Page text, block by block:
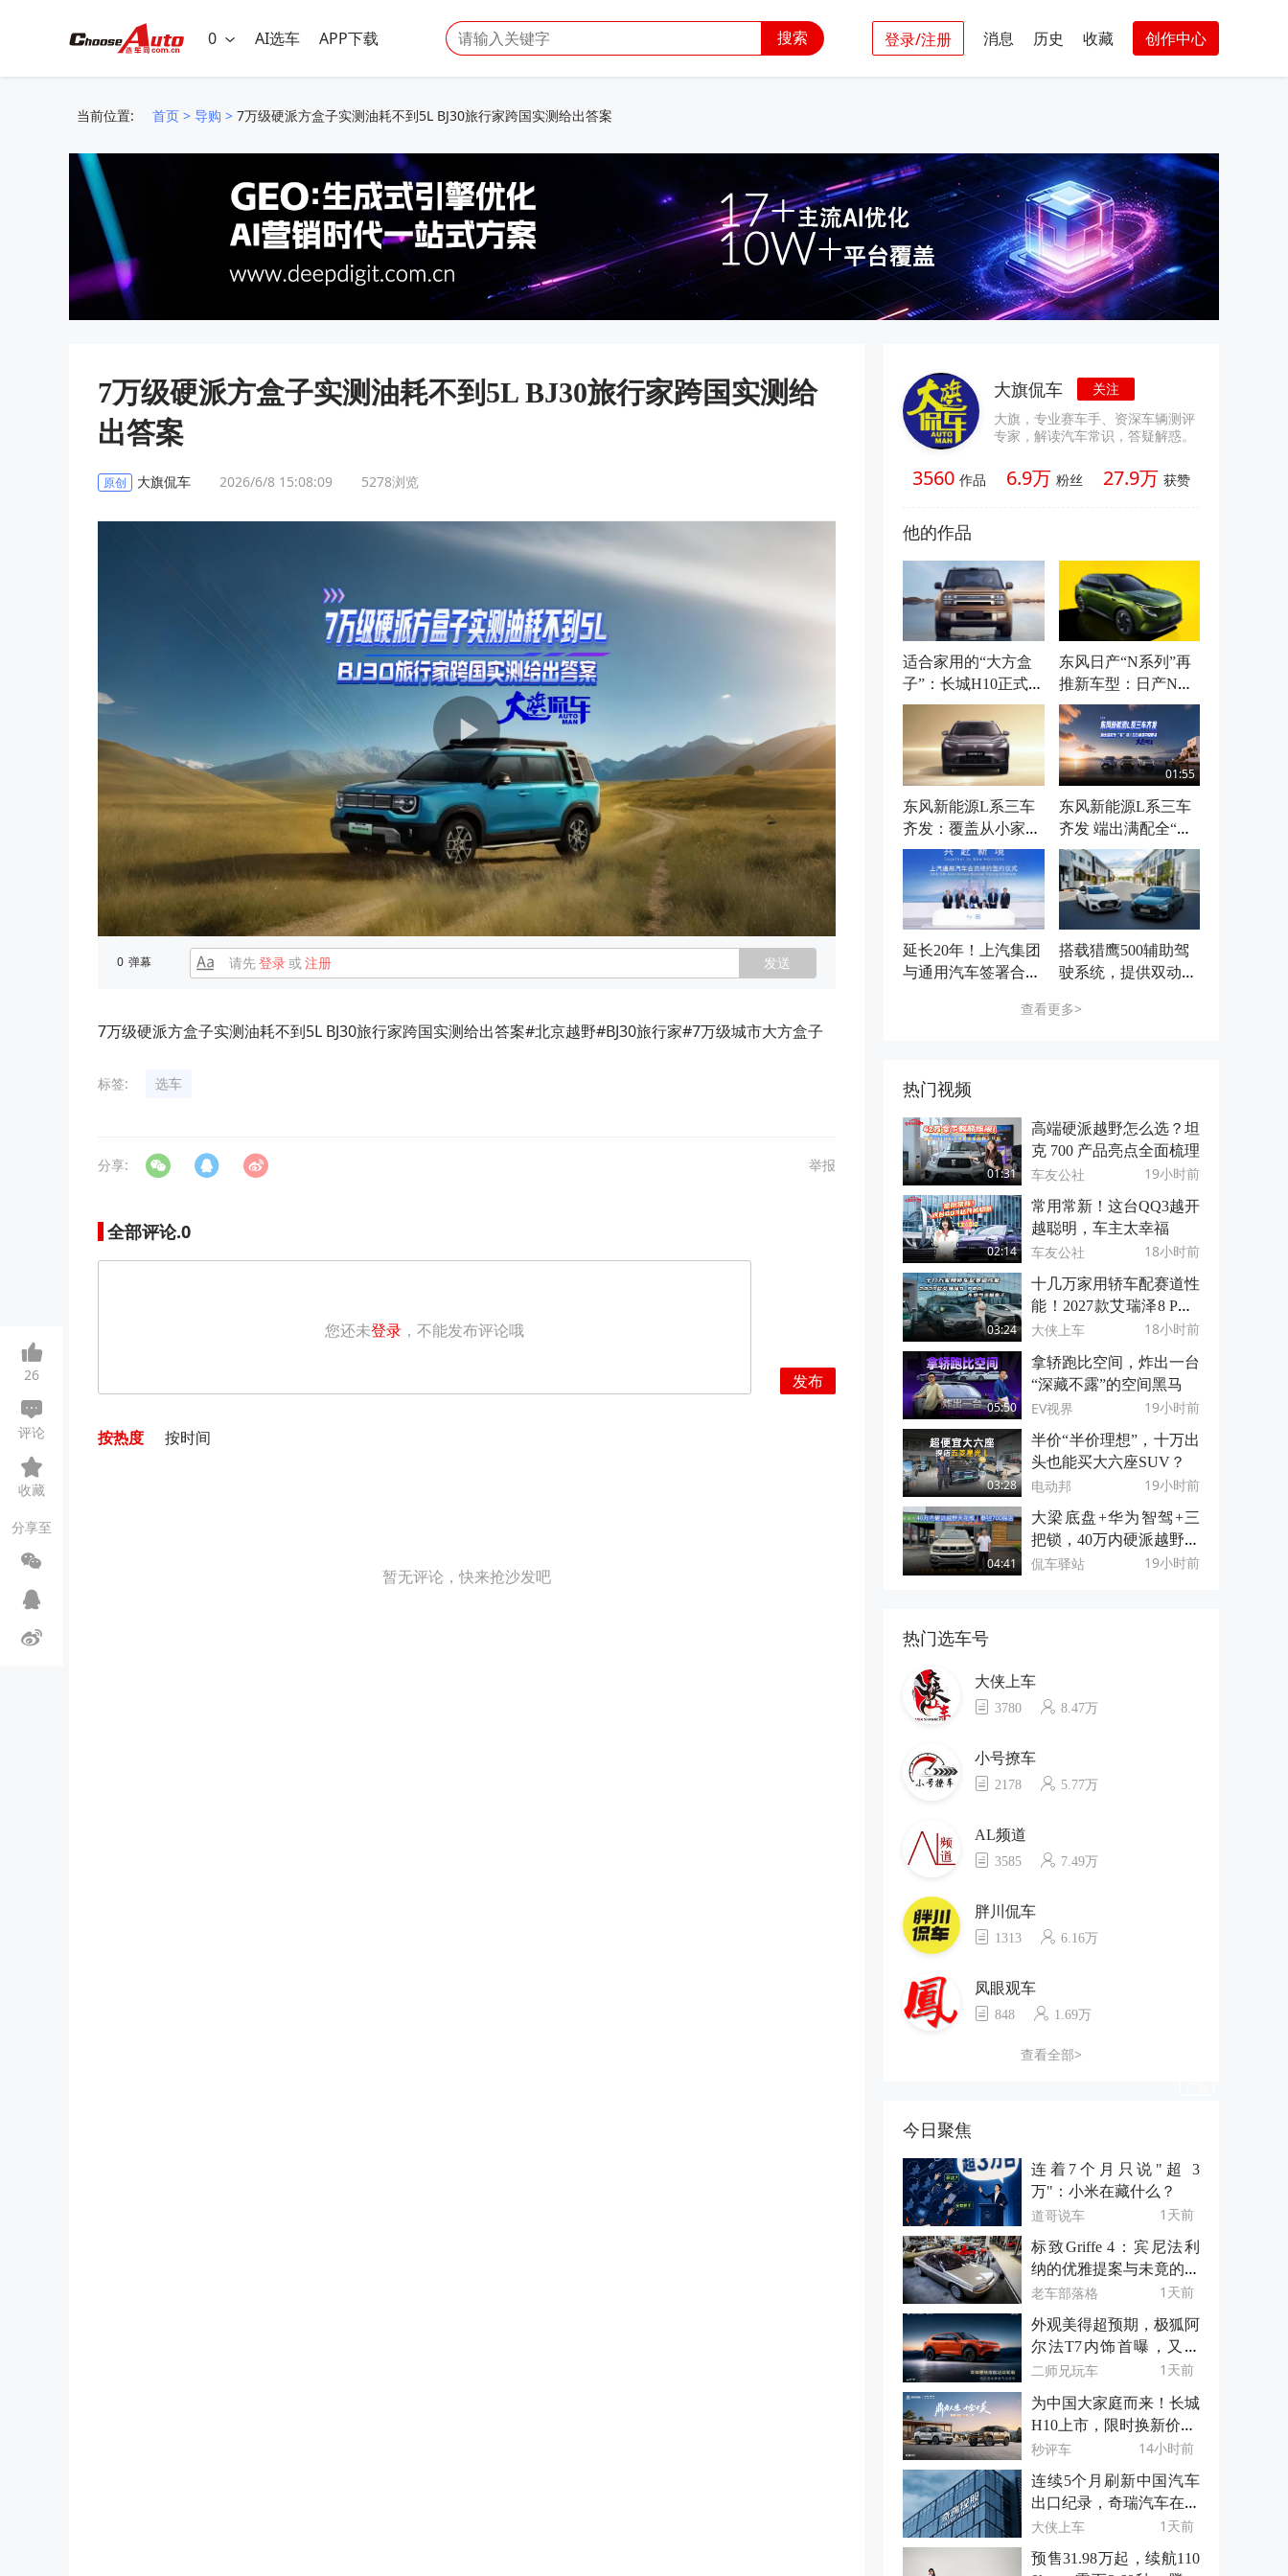
0 AI选车 APP下载 搜索 登录/注册 消息 历史 收藏 创作中心
当前位置: 首页 > 导购 > 7万级硬派方盒子实测油耗不到5L BJ30旅行家跨国实测给出答案
7万级硬派方盒子实测油耗不到5L BJ30旅行家跨国实测给
出答案
原创 大旗侃车 2026/6/8 15:08:09 5278浏览
0 弹幕 请先登录或注册 发送
7万级硬派方盒子实测油耗不到5L BJ30旅行家跨国实测给出答案#北京越野#BJ30旅行家#7万级城市大方盒子
标签: 选车
分享: 举报
全部评论.0
您还未登录 ，不能发布评论哦
发布
按热度 按时间
暂无评论，快来抢沙发吧
大旗侃车
关注
大旗，专业赛车手、资深车辆测评
专家，解读汽车常识，答疑解惑。
3560 作品 6.9万 粉丝 27.9万 获赞
他的作品
适合家用的“大方盒
子”：长城H10正式上
市，限时焕新价20.1
东风日产“N系列”再
推新车型：日产NX7
官图正式发布，或将
搭载高阶辅助驾驶系
统
东风新能源L系三车
齐发：覆盖从小家到
“大家”再到宜商宜家
的全场景需求
01:55
东风新能源L系三车
齐发 端出满配全“家”
福 款款都是同级硬
货
延长20年！上汽集团
与通用汽车签署合资
汽车开启智电转型与
搭载猎鹰500辅助驾
驶系统，提供双动力
8PRO即将上市
查看更多>
热门视频
01:31
高端硬派越野怎么选？坦
克 700 产品亮点全面梳理
车友公社 19小时前
02:14
常用常新！这台QQ3越开
越聪明，车主太幸福
车友公社 18小时前
03:24
十几万家用轿车配赛道性
能！2027款艾瑞泽8 PRO
不给合资留面子
大侠上车 18小时前
05:50
拿轿跑比空间，炸出一台
“深藏不露”的空间黑马
EV视界 19小时前
03:28
半价“半价理想”，十万出
头也能买大六座SUV？
电动邦 19小时前
04:41
大梁底盘+华为智驾+三
把锁，40万内硬派越野天
花板｜泰钽700探店
侃车驿站 19小时前
热门选车号
大侠上车
3780 8.47万
小号撩车
2178 5.77万
AL频道
3585 7.49万
胖川侃车
1313 6.16万
凤眼观车
848 1.69万
查看全部>
今日聚焦
连着7个月只说"超 3
万"：小米在藏什么？
道哥说车 1天前
标致Griffe 4：宾尼法利
纳的优雅提案与未竟的轿
跑梦
老车部落格 1天前
外观美得超预期，极狐阿
尔法T7内饰首曝，又双
叒叕超预期！
二师兄玩车 1天前
为中国大家庭而来！长城
H10上市，限时换新价20.
18万元起
秒评车 14小时前
连续5个月刷新中国汽车
出口纪录，奇瑞汽车在洋
人那边卖爆了
大侠上车 1天前
预售31.98万起，续航110
26
评论
收藏
分享至